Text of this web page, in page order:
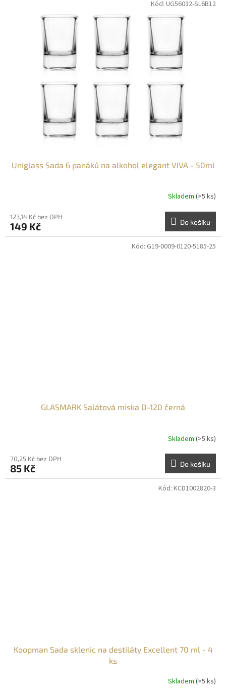
Uniglass Sada 6 panáků na alkohol elegant VIVA - 50ml
Skladem (>5 ks)
123,14 Kč bez DPH
149 Kč Do košíku
Kód: UG56032-SL6B12
GLASMARK Salátová miska D-120 černá
Skladem (>5 ks)
70,25 Kč bez DPH
85 Kč Do košíku
Kód: G19-0009-0120-5185-25
Koopman Sada sklenic na destiláty Excellent 70 ml - 4
ks
Skladem (>5 ks)
Kód: KCD1002820-3